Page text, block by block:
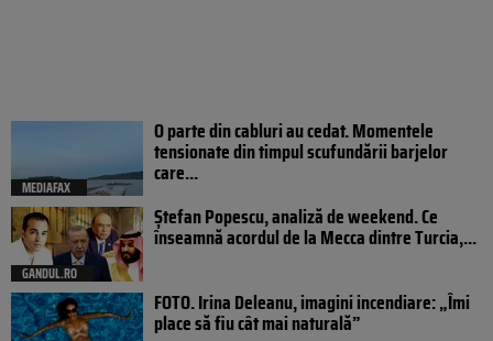
MEDIAFAX
O parte din cabluri au cedat. Momentele
tensionate din timpul scufundării barjelor
care...
GANDUL.RO
Ștefan Popescu, analiză de weekend. Ce
înseamnă acordul de la Mecca dintre Turcia,...
FOTO. Irina Deleanu, imagini incendiare: „Îmi
place să fiu cât mai naturală”